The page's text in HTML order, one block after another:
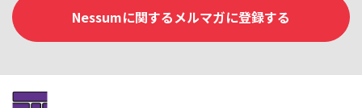
Nessumに関するメルマガに登録する